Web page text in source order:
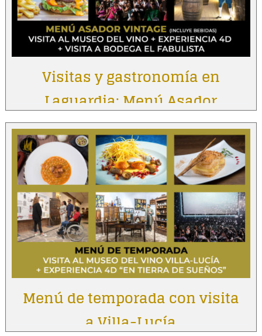
Visitas y gastronomía en
Laguardia: Menú Asador
Vintage
Menú de temporada con visita
a Villa-Lucía